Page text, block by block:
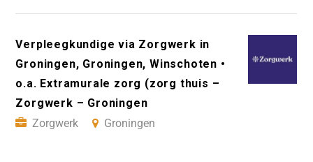
Verpleegkundige via Zorgwerk in
Groningen, Groningen, Winschoten •
o.a. Extramurale zorg (zorg thuis –
Zorgwerk – Groningen
Zorgwerk
Groningen